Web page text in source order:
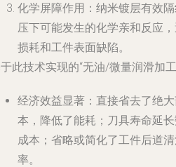
化学屏障作用 ：纳米镀层有效
压下可能发生的化学亲和反应
损耗和工件表面缺陷。
此技术实现的“无油/微量润滑加
经济效益显著 ：直接省去了绝
本，降低了能耗；刀具寿命延
成本；省略或简化了工件后道
率。